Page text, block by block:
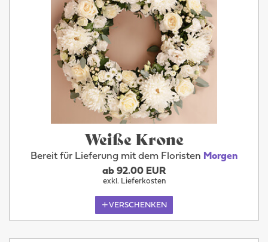
Weiße Krone
Bereit für Lieferung mit dem Floristen Morgen
ab 92.00 EUR
exkl. Lieferkosten
VERSCHENKEN